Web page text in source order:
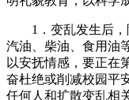
1．变乱发生后，
汽油、柴油、食用油
以安抚情感，要正在
奋杜绝或削减校园平
任何人和扩散变乱相